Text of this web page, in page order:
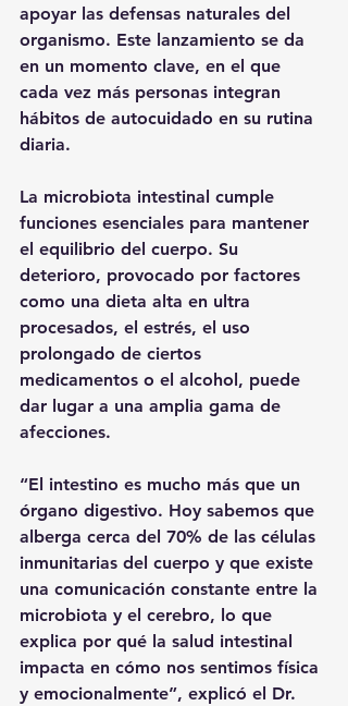
apoyar las defensas naturales del
organismo. Este lanzamiento se da
en un momento clave, en el que
cada vez más personas integran
hábitos de autocuidado en su rutina
diaria.
La microbiota intestinal cumple
funciones esenciales para mantener
el equilibrio del cuerpo. Su
deterioro, provocado por factores
como una dieta alta en ultra
procesados, el estrés, el uso
prolongado de ciertos
medicamentos o el alcohol, puede
dar lugar a una amplia gama de
afecciones.
“El intestino es mucho más que un
órgano digestivo. Hoy sabemos que
alberga cerca del 70% de las células
inmunitarias del cuerpo y que existe
una comunicación constante entre la
microbiota y el cerebro, lo que
explica por qué la salud intestinal
impacta en cómo nos sentimos física
y emocionalmente”, explicó el Dr.